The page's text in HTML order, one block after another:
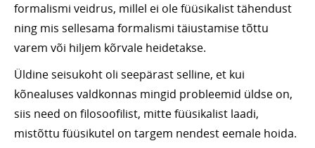
formalismi veidrus, millel ei ole füüsikalist tähendust
ning mis sellesama formalismi täiustamise tõttu
varem või hiljem kõrvale heidetakse.
Üldine seisukoht oli seepärast selline, et kui
kõnealuses valdkonnas mingid probleemid üldse on,
siis need on filosoofilist, mitte füüsikalist laadi,
mistõttu füüsikutel on targem nendest eemale hoida.